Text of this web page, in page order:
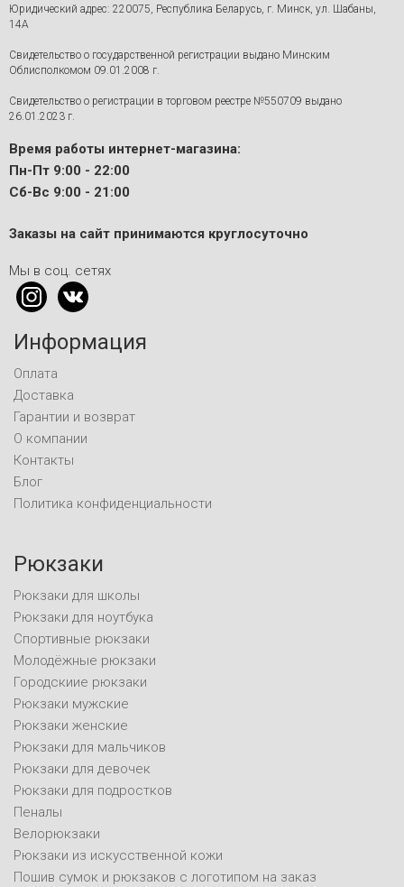
Юридический адрес: 220075, Республика Беларусь, г. Минск, ул. Шабаны,
14А
Свидетельство о государственной регистрации выдано Минским
Облисполкомом 09.01.2008 г.
Свидетельство о регистрации в торговом реестре №550709 выдано
26.01.2023 г.
Время работы интернет-магазина:
Пн-Пт 9:00 - 22:00
Сб-Вс 9:00 - 21:00
Заказы на сайт принимаются круглосуточно
Мы в соц. сетях
Информация
Оплата
Доставка
Гарантии и возврат
О компании
Контакты
Блог
Политика конфиденциальности
Рюкзаки
Рюкзаки для школы
Рюкзаки для ноутбука
Спортивные рюкзаки
Молодёжные рюкзаки
Городскиие рюкзаки
Рюкзаки мужские
Рюкзаки женские
Рюкзаки для мальчиков
Рюкзаки для девочек
Рюкзаки для подростков
Пеналы
Велорюкзаки
Рюкзаки из искусственной кожи
Пошив сумок и рюкзаков с логотипом на заказ